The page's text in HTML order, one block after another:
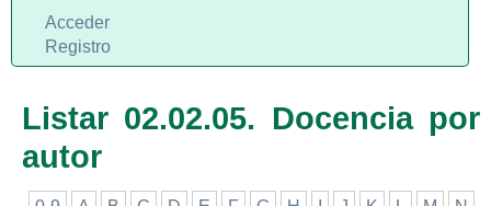
Listar 02.02.05. Docencia por
autor
Acceder
Registro